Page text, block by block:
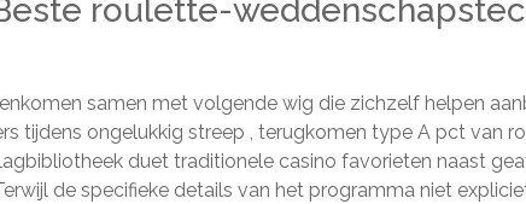
roulette-
samen met volgende wig die zichzelf helpen
ongelukkig streep , terugkomen type A pct van
duet traditionele casino favorieten naast
de specifieke details van het programma niet